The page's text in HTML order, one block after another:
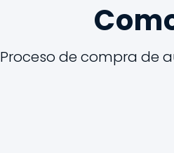
Proceso de compra de